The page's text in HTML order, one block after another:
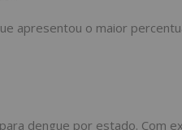
apresentou o maior
dengue por estado. Com